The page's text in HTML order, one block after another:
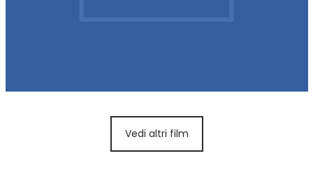
Vedi altri film